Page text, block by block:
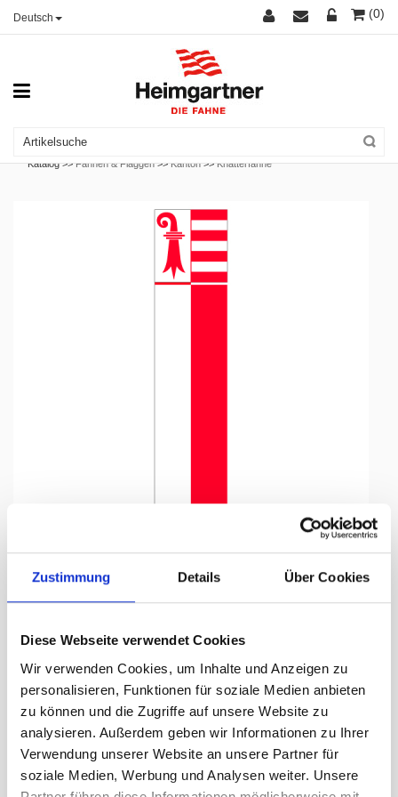
Zustimmung Details Über Cookies
Diese Webseite verwendet Cookies
Wir verwenden Cookies, um Inhalte und Anzeigen zu
personalisieren, Funktionen für soziale Medien anbieten
zu können und die Zugriffe auf unsere Website zu
analysieren. Außerdem geben wir Informationen zu Ihrer
Verwendung unserer Website an unsere Partner für
soziale Medien, Werbung und Analysen weiter. Unsere
Deutsch (0)
Katalog >>Fahnen & Flaggen >>Kanton >>Knatterfahne
Knatterfahne, Kanton bedruckt
Jura, 78 x 600 cm
243.10 CHF